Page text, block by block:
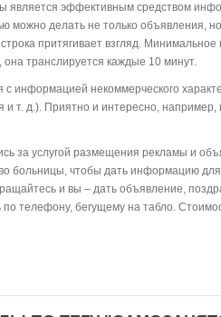
является эффективным средством
можно делать не только объявления,
притягивает взгляд.
она транслируется каждые 10 минут.
с информацией некоммерческого
и т. д.). Приятно и интересно, например,
за услугой размещения рекламы и
больницы, чтобы дать информацию
и вы – дать объявление,
телефону, бегущему на табло.